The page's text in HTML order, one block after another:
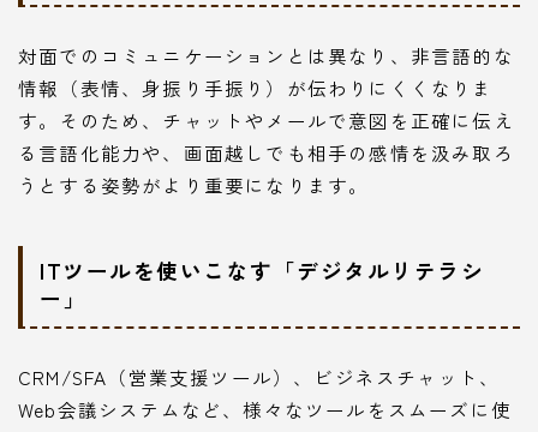
対面でのコミュニケーションとは異なり、非言語的な
情報（表情、身振り手振り）が伝わりにくくなりま
す。そのため、チャットやメールで意図を正確に伝え
る言語化能力や、画面越しでも相手の感情を汲み取ろ
うとする姿勢がより重要になります。
ITツールを使いこなす「デジタルリテラシ
ー」
CRM/SFA（営業支援ツール）、ビジネスチャット、
Web会議システムなど、様々なツールをスムーズに使